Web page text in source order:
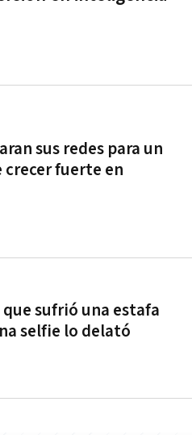
sus redes para un
fuerte en
sufrió una estafa
selfie lo delató